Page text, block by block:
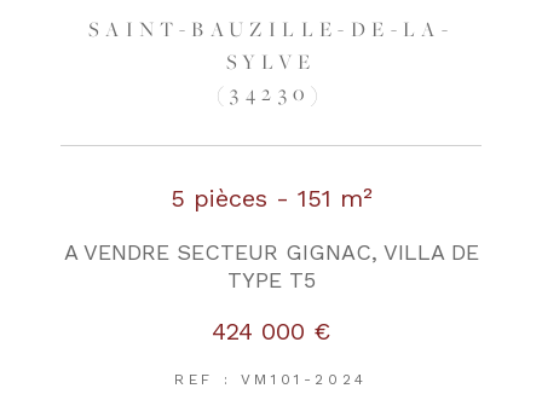
SAINT-BAUZILLE-DE-LA-
SYLVE
(34230)
5 pièces - 151 m²
A VENDRE SECTEUR GIGNAC, VILLA DE
TYPE T5
424 000 €
REF : VM101-2024